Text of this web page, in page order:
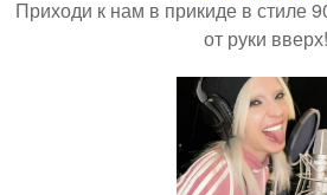
Приходи к нам в прикиде в стиле
от руки вверх!